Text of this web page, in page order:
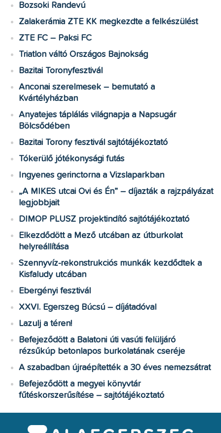
Bozsoki Randevú
Zalakerámia ZTE KK megkezdte a felkészülést
ZTE FC – Paksi FC
Triatlon váltó Országos Bajnokság
Bazitai Toronyfesztivál
Anconai szerelmesek – bemutató a
Kvártélyházban
Anyatejes táplálás világnapja a Napsugár
Bölcsődében
Bazitai Torony fesztivál sajtótájékoztató
Tókerülő jótékonysági futás
Ingyenes gerinctorna a Vizslaparkban
„A MIKES utcai Ovi és Én” – díjazták a rajzpályázat
legjobbjait
DIMOP PLUSZ projektindító sajtótájékoztató
Elkezdődött a Mező utcában az útburkolat
helyreállítása
Szennyvíz-rekonstrukciós munkák kezdődtek a
Kisfaludy utcában
Ebergényi fesztivál
XXVI. Egerszeg Búcsú – díjátadóval
Lazulj a téren!
Befejeződött a Balatoni úti vasúti felüljáró
rézsűkúp betonlapos burkolatának cseréje
A szabadban újraépítették a 30 éves nemezsátrat
Befejeződött a megyei könyvtár
fűtéskorszerűsítése – sajtótájékoztató